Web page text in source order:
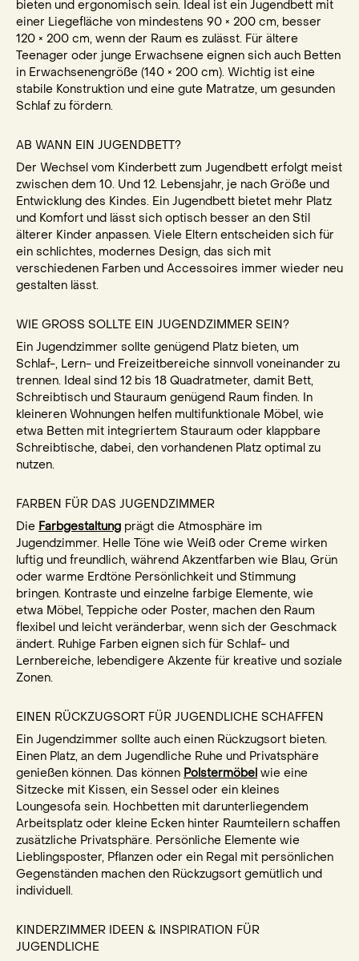
bieten und ergonomisch sein. Ideal ist ein Jugendbett mit
einer Liegefläche von mindestens 90 × 200 cm, besser
120 × 200 cm, wenn der Raum es zulässt. Für ältere
Teenager oder junge Erwachsene eignen sich auch Betten
in Erwachsenengröße (140 × 200 cm). Wichtig ist eine
stabile Konstruktion und eine gute Matratze, um gesunden
Schlaf zu fördern.
AB WANN EIN JUGENDBETT?
Der Wechsel vom Kinderbett zum Jugendbett erfolgt meist
zwischen dem 10. Und 12. Lebensjahr, je nach Größe und
Entwicklung des Kindes. Ein Jugendbett bietet mehr Platz
und Komfort und lässt sich optisch besser an den Stil
älterer Kinder anpassen. Viele Eltern entscheiden sich für
ein schlichtes, modernes Design, das sich mit
verschiedenen Farben und Accessoires immer wieder neu
gestalten lässt.
WIE GROSS SOLLTE EIN JUGENDZIMMER SEIN?
Ein Jugendzimmer sollte genügend Platz bieten, um
Schlaf-, Lern- und Freizeitbereiche sinnvoll voneinander zu
trennen. Ideal sind 12 bis 18 Quadratmeter, damit Bett,
Schreibtisch und Stauraum genügend Raum finden. In
kleineren Wohnungen helfen multifunktionale Möbel, wie
etwa Betten mit integriertem Stauraum oder klappbare
Schreibtische, dabei, den vorhandenen Platz optimal zu
nutzen.
FARBEN FÜR DAS JUGENDZIMMER
Die Farbgestaltung prägt die Atmosphäre im
Jugendzimmer. Helle Töne wie Weiß oder Creme wirken
luftig und freundlich, während Akzentfarben wie Blau, Grün
oder warme Erdtöne Persönlichkeit und Stimmung
bringen. Kontraste und einzelne farbige Elemente, wie
etwa Möbel, Teppiche oder Poster, machen den Raum
flexibel und leicht veränderbar, wenn sich der Geschmack
ändert. Ruhige Farben eignen sich für Schlaf- und
Lernbereiche, lebendigere Akzente für kreative und soziale
Zonen.
EINEN RÜCKZUGSORT FÜR JUGENDLICHE SCHAFFEN
Ein Jugendzimmer sollte auch einen Rückzugsort bieten.
Einen Platz, an dem Jugendliche Ruhe und Privatsphäre
genießen können. Das können Polstermöbel wie eine
Sitzecke mit Kissen, ein Sessel oder ein kleines
Loungesofa sein. Hochbetten mit darunterliegendem
Arbeitsplatz oder kleine Ecken hinter Raumteilern schaffen
zusätzliche Privatsphäre. Persönliche Elemente wie
Lieblingsposter, Pflanzen oder ein Regal mit persönlichen
Gegenständen machen den Rückzugsort gemütlich und
individuell.
KINDERZIMMER IDEEN & INSPIRATION FÜR
JUGENDLICHE